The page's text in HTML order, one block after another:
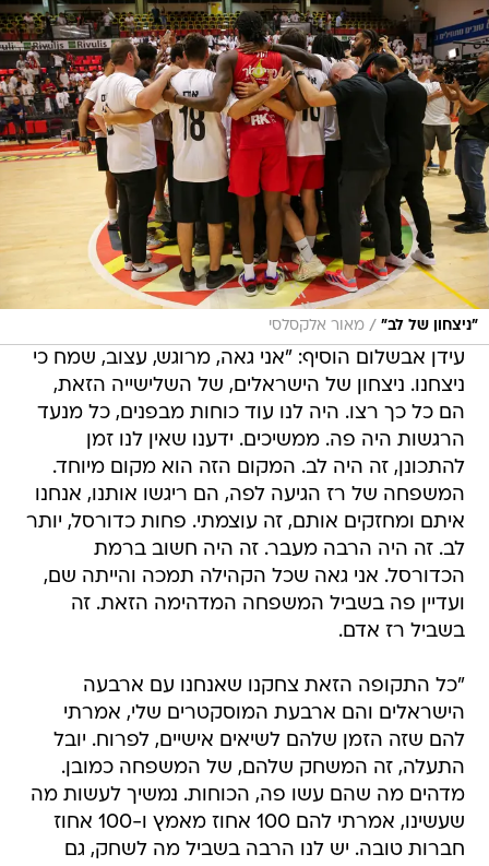
"ניצחון של לב" / מאור אלקסלסי
עידן אבשלום הוסיף: "אני גאה, מרוגש, עצוב, שמח כי
ניצחנו. ניצחון של הישראלים, של השלישייה הזאת,
הם כל כך רצו. היה לנו עוד כוחות מבפנים, כל מנעד
הרגשות היה פה. ממשיכים. ידענו שאין לנו זמן
להתכונן, זה היה לב. המקום הזה הוא מקום מיוחד.
המשפחה של רז הגיעה לפה, הם ריגשו אותנו, אנחנו
איתם ומחזקים אותם, זה עוצמתי. פחות כדורסל, יותר
לב. זה היה הרבה מעבר. זה היה חשוב ברמת
הכדורסל. אני גאה שכל הקהילה תמכה והייתה שם,
ועדיין פה בשביל המשפחה המדהימה הזאת. זה
בשביל רז אדם.
"כל התקופה הזאת צחקנו שאנחנו עם ארבעה
הישראלים והם ארבעת המוסקטרים שלי, אמרתי
להם שזה הזמן שלהם לשיאים אישיים, לפרוח. יובל
התעלה, זה המשחק שלהם, של המשפחה כמובן.
מדהים מה שהם עשו פה, הכוחות. נמשיך לעשות מה
שעשינו, אמרתי להם 100 אחוז מאמץ ו-100 אחוז
חברות טובה. יש לנו הרבה בשביל מה לשחק, גם